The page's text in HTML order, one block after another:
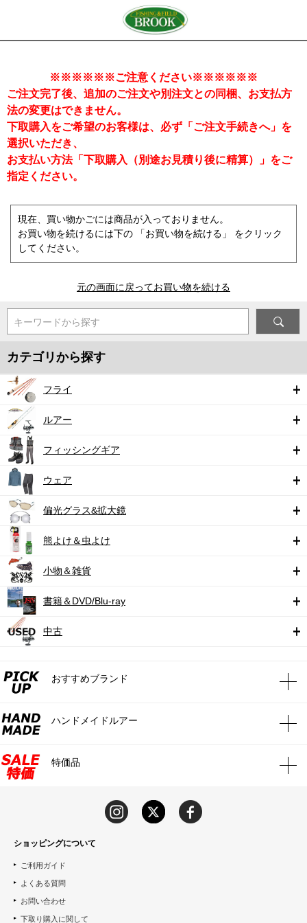
※※※※※※ご注意ください※※※※※※
ご注文完了後、追加のご注文や別注文との同梱、お支払方
法の変更はできません。
下取購入をご希望のお客様は、必ず「ご注文手続きへ」を
選択いただき、
お支払い方法「下取購入（別途お見積り後に精算）」をご
指定ください。
現在、買い物かごには商品が入っておりません。
お買い物を続けるには下の 「お買い物を続ける」 をクリック
してください。
元の画面に戻ってお買い物を続ける
キーワードから探す
カテゴリから探す
フライ
ルアー
フィッシングギア
ウェア
偏光グラス&拡大鏡
熊よけ＆虫よけ
小物＆雑貨
書籍＆DVD/Blu-ray
中古
おすすめブランド
ハンドメイドルアー
特価品
ショッピングについて
ご利用ガイド
よくある質問
お問い合わせ
下取り購入に関して